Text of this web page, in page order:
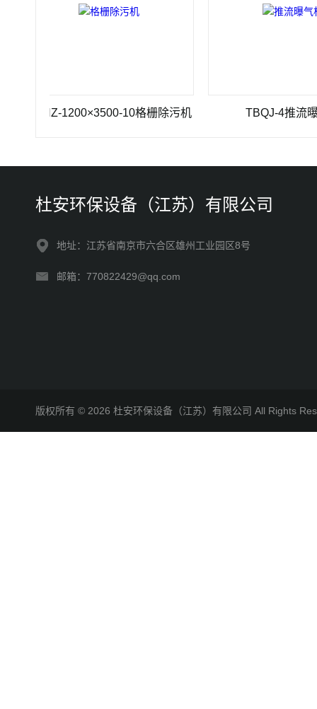
1200×3500-10格栅除污机 TBQJ-4推流曝气机
杜安环保设备（江苏）有限公司
地址：江苏省南京市六合区雄州工业园区8号
邮箱：770822429@qq.com
版权所有 © 2026 杜安环保设备（江苏）有限公司 All Rights